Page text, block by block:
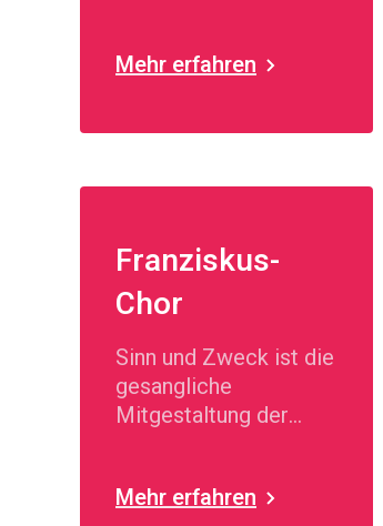
Mehr erfahren
Franziskus-
Chor
Sinn und Zweck ist die
gesangliche
Mitgestaltung der
Mehr erfahren